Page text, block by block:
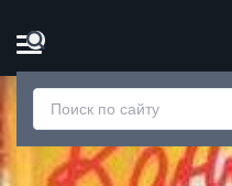
Главная